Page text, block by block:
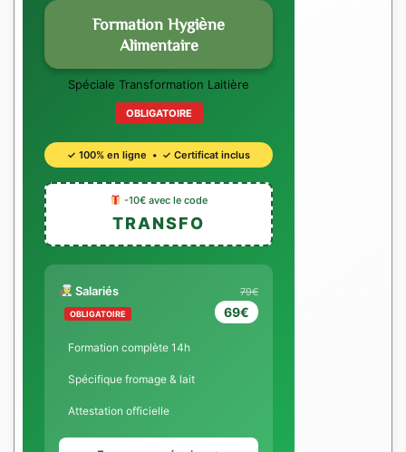
Formation Hygiène
Alimentaire
Spéciale Transformation Laitière
OBLIGATOIRE
✓ 100% en ligne • ✓ Certificat inclus
-10€ avec le code
TRANSFO
Salariés
OBLIGATOIRE
79€
69€
Formation complète 14h
Spécifique fromage & lait
Attestation officielle